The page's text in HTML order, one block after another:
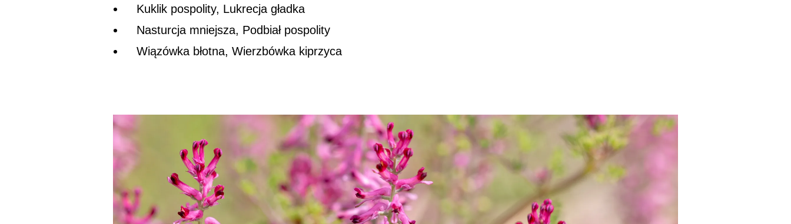
Kuklik pospolity, Lukrecja gładka
Nasturcja mniejsza, Podbiał pospolity
Wiązówka błotna, Wierzbówka kiprzyca